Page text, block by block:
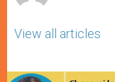
View all articles